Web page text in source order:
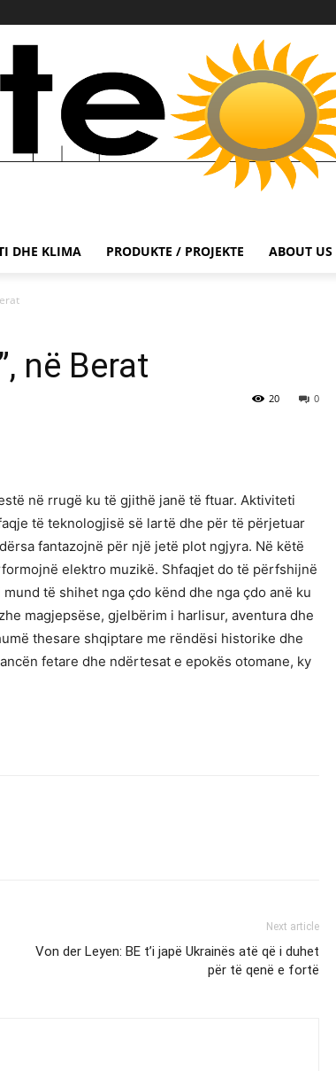
DHE KLIMA PRODUKTE / PROJEKTE ABOUT
në Berat
0
20
në rrugë ku të gjithë janë të ftuar. Aktiviteti
të teknologjisë së lartë dhe për të përjetuar
fantazojnë për një jetë plot ngjyra. Në këtë
elektro muzikë. Shfaqjet do të përfshijnë
të shihet nga çdo kënd dhe nga çdo anë ku
magjepsëse, gjelbërim i harlisur, aventura dhe
thesare shqiptare me rëndësi historike dhe
fetare dhe ndërtesat e epokës otomane, ky
Next article
Von der Leyen: BE t’i japë Ukrainës atë që i duhet
për të qenë e fortë